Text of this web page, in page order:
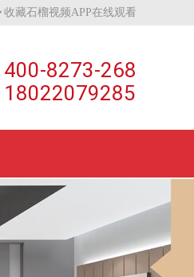
收藏石榴视频APP在线观看
400-8273-268
18022079285